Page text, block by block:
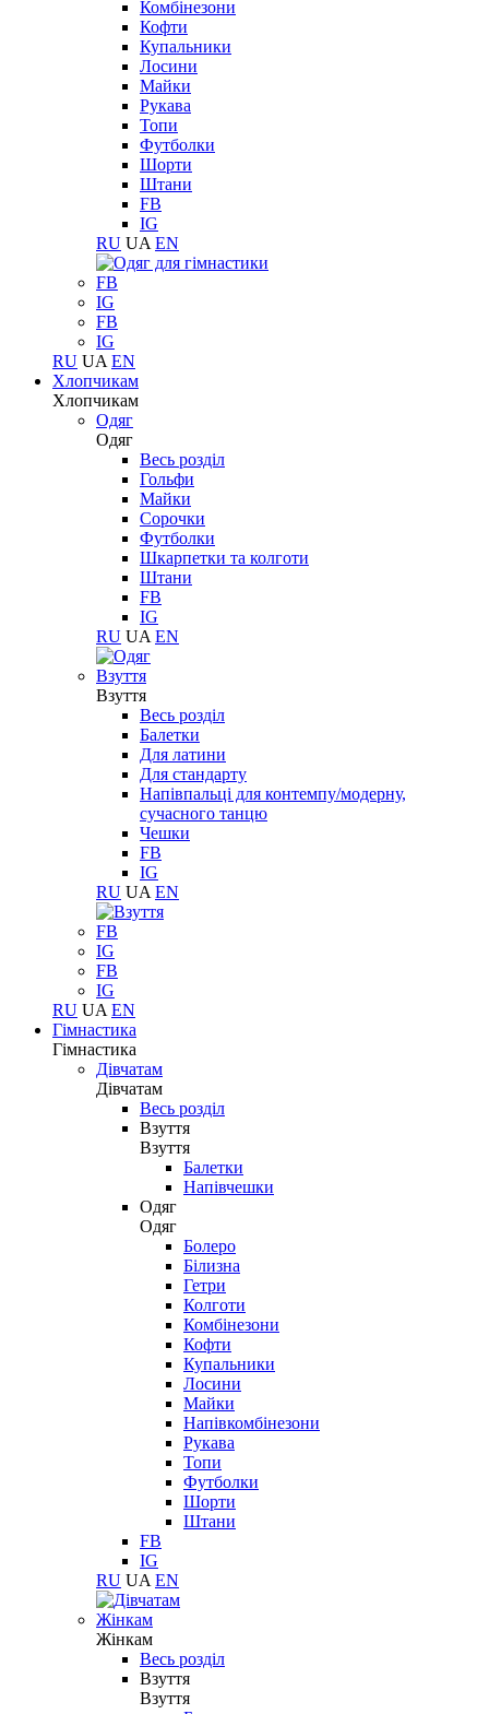
Комбінезони
Кофти
Купальники
Лосини
Майки
Рукава
Топи
Футболки
Шорти
Штани
FB
IG
RU UA EN
FB
IG
FB
IG
RU UA EN
Хлопчикам
Хлопчикам
Одяг
Одяг
Весь розділ
Гольфи
Майки
Сорочки
Футболки
Шкарпетки та колготи
Штани
FB
IG
RU UA EN
Взуття
Взуття
Весь розділ
Балетки
Для латини
Для стандарту
Напівпальці для контемпу/модерну,
сучасного танцю
Чешки
FB
IG
RU UA EN
FB
IG
FB
IG
RU UA EN
Гімнастика
Гімнастика
Дівчатам
Дівчатам
Весь розділ
Взуття
Взуття
Балетки
Напівчешки
Одяг
Одяг
Болеро
Білизна
Гетри
Колготи
Комбінезони
Кофти
Купальники
Лосини
Майки
Напівкомбінезони
Рукава
Топи
Футболки
Шорти
Штани
FB
IG
RU UA EN
Жінкам
Жінкам
Весь розділ
Взуття
Взуття